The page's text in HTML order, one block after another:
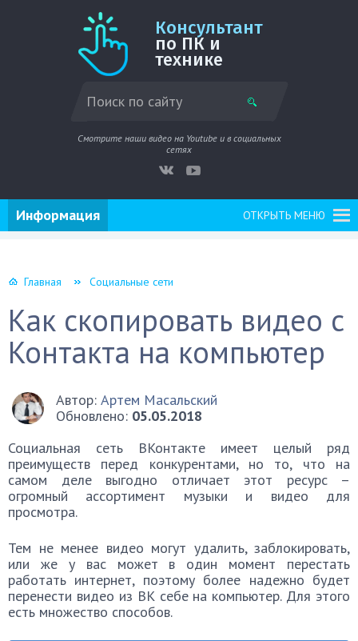
Консультант
по ПК и
технике
Смотрите наши видео на Youtube и в социальных
сетях
ОТКРЫТЬ МЕНЮ
Информация
Главная Социальные сети
Как скопировать видео с
Контакта на компьютер
Автор: Артем Масальский
Обновлено: 05.05.2018
Социальная сеть ВКонтакте имеет целый ряд
преимуществ перед конкурентами, но то, что на
самом деле выгодно отличает этот ресурс –
огромный ассортимент музыки и видео для
просмотра.
Тем не менее видео могут удалить, заблокировать,
или же у вас может в один момент перестать
работать интернет, поэтому более надежно будет
перенести видео из ВК себе на компьютер. Для этого
есть множество способов.